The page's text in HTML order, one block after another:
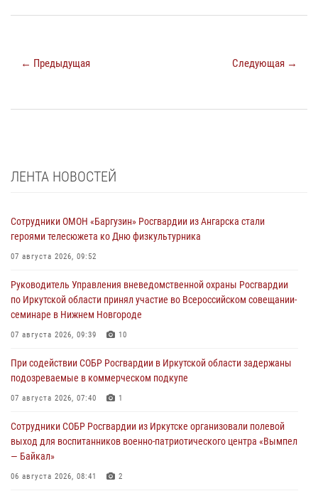
← Предыдущая Следующая →
ЛЕНТА НОВОСТЕЙ
Сотрудники ОМОН «Баргузин» Росгвардии из Ангарска стали
героями телесюжета ко Дню физкультурника
07 августа 2026, 09:52
Руководитель Управления вневедомственной охраны Росгвардии
по Иркутской области принял участие во Всероссийском совещании-
семинаре в Нижнем Новгороде
07 августа 2026, 09:39 10
При содействии СОБР Росгвардии в Иркутской области задержаны
подозреваемые в коммерческом подкупе
07 августа 2026, 07:40 1
Сотрудники СОБР Росгвардии из Иркутске организовали полевой
выход для воспитанников военно-патриотического центра «Вымпел
— Байкал»
06 августа 2026, 08:41 2